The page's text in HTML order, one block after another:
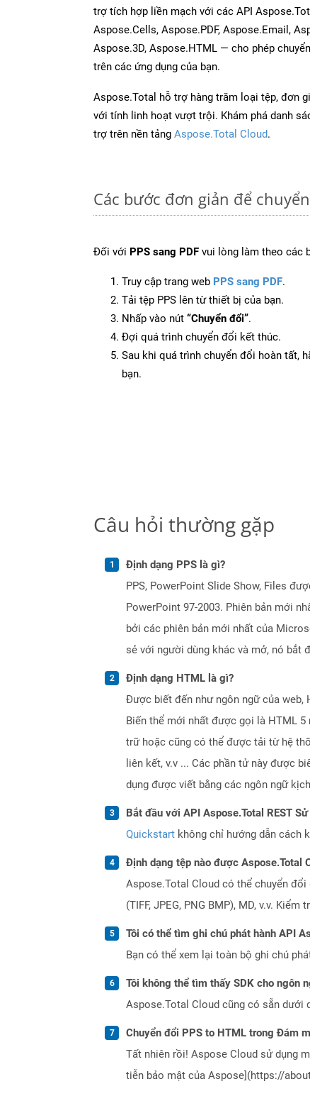
trợ tích hợp liền mạch với các API
Aspose.Cells, Aspose.PDF, Aspose.Email,
Aspose.3D, Aspose.HTML — cho phép
trên các ứng dụng của bạn.
Aspose.Total hỗ trợ hàng trăm loại tệp, đơn
với tính linh hoạt vượt trội. Khám phá danh
trợ trên nền tảng Aspose.Total Cloud.
Các bước đơn giản để
Đối với PPS sang PDF vui lòng làm theo các
Truy cập trang web PPS sang PDF.
Tải tệp PPS lên từ thiết bị của bạn.
Nhấp vào nút “Chuyển đổi”.
Đợi quá trình chuyển đổi kết thúc.
Sau khi quá trình chuyển đổi hoàn tất,
bạn.
Câu hỏi thường gặp
Định dạng PPS là gì?
PPS, PowerPoint Slide Show, Files
PowerPoint 97-2003. Phiên bản mới
bởi các phiên bản mới nhất của
sẻ với người dùng khác và mở, nó bắt
Định dạng HTML là gì?
Được biết đến như ngôn ngữ của web,
Biến thể mới nhất được gọi là HTML
trữ hoặc cũng có thể được tải từ hệ
liên kết, v.v ... Các phần tử này được
dụng được viết bằng các ngôn ngữ
Bắt đầu với API Aspose.Total REST
Quickstart không chỉ hướng dẫn cách
Định dạng tệp nào được Aspose.Total
Aspose.Total Cloud có thể chuyển đổi
(TIFF, JPEG, PNG BMP), MD, v.v. Kiểm
Tôi có thể tìm ghi chú phát hành API
Bạn có thể xem lại toàn bộ ghi chú
Tôi không thể tìm thấy SDK cho ngôn
Aspose.Total Cloud cũng có sẵn dưới
Chuyển đổi PPS to HTML trong Đám
Tất nhiên rồi! Aspose Cloud sử dụng
tiễn bảo mật của Aspose](https://